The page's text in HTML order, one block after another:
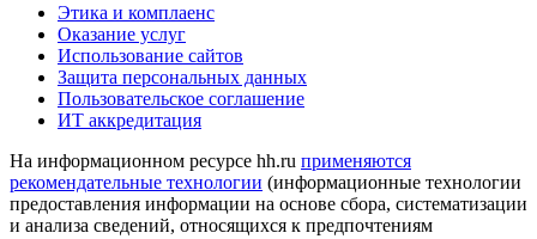
Этика и комплаенс
Оказание услуг
Использование сайтов
Защита персональных данных
Пользовательское соглашение
ИТ аккредитация
На информационном ресурсе hh.ru применяются
рекомендательные технологии (информационные технологии
предоставления информации на основе сбора, систематизации
и анализа сведений, относящихся к предпочтениям